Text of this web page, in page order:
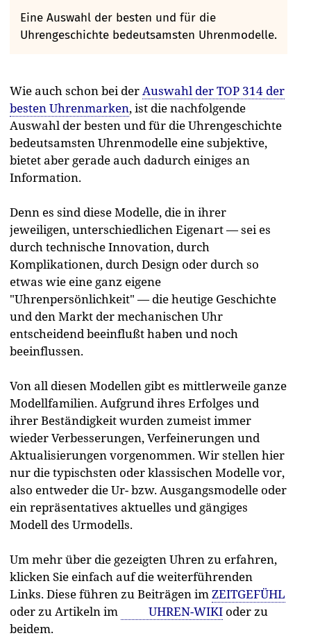
Eine Auswahl der besten und für die
Uhrengeschichte bedeutsamsten Uhrenmodelle.
Wie auch schon bei derAuswahl der TOP 314 der
besten Uhrenmarken, ist die nachfolgende
Auswahl der besten und für die Uhrengeschichte
bedeutsamsten Uhrenmodelle eine subjektive,
bietet aber gerade auch dadurch einiges an
Information.
Denn es sind diese Modelle, die in ihrer
jeweiligen, unterschiedlichen Eigenart — sei es
durch technische Innovation, durch
Komplikationen, durch Design oder durch so
etwas wie eine ganz eigene
"Uhrenpersönlichkeit" — die heutige Geschichte
und den Markt der mechanischen Uhr
entscheidend beeinflußt haben und noch
beeinflussen.
Von all diesen Modellen gibt es mittlerweile ganze
Modellfamilien. Aufgrund ihres Erfolges und
ihrer Beständigkeit wurden zumeist immer
wieder Verbesserungen, Verfeinerungen und
Aktualisierungen vorgenommen. Wir stellen hier
nur die typischsten oder klassischen Modelle vor,
also entweder die Ur- bzw. Ausgangsmodelle oder
ein repräsentatives aktuelles und gängiges
Modell des Urmodells.
Um mehr über die gezeigten Uhren zu erfahren,
klicken Sie einfach auf die weiterführenden
Links. Diese führen zu Beiträgen imZEITGEFÜHL
oder zu Artikeln im
UHREN-WIKI oder zu
beidem.